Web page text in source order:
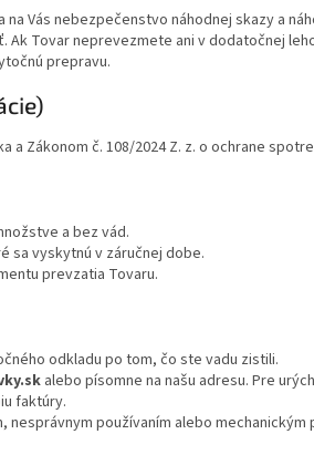
Vás nebezpečenstvo náhodnej skazy a
Tovar neprevezmete ani v dodatočnej
prepravu.
a Zákonom č. 108/2024 Z. z. o ochrane
a bez vád.
sa vyskytnú v záručnej dobe.
prevzatia Tovaru.
odkladu po tom, čo ste vadu zistili.
alebo písomne na našu adresu. Pre
faktúry.
používaním alebo mechanickým